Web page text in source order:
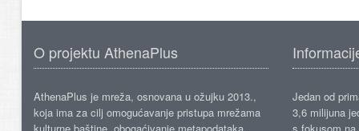
O projektu AthenaPlus
AthenaPlus je mreža, osnovana u ožujku 2013.,
koja ima za cilj omogućavanje pristupa mrežama
Jedan od
3,6 milijuna